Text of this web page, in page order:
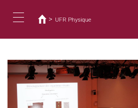
contenido
navigation
está
aquí
> UFR Physique